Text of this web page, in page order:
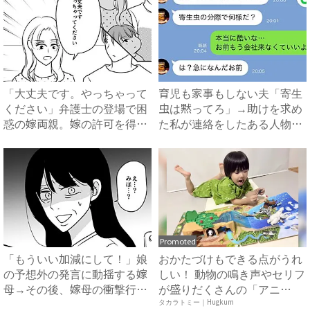
「大丈夫です。やっちゃって
ください」弁護士の登場で困
惑の嫁両親。嫁の許可を得た
育児も家事もしない夫「寄生
虫は黙ってろ」→助けを求め
た私が連絡をしたある人物と
「もういい加減にして！」娘
の予想外の発言に動揺する嫁
母→その後、嫁母の衝撃行動
Promoted
おかたづけもできる点がうれ
しい！ 動物の鳴き声やセリフ
が盛りだくさんの「アニ
ア ...
タカラトミー｜Hugkum